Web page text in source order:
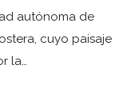
autónoma de
cuyo paisaje
la…